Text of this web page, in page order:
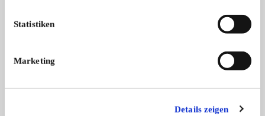
Statistiken
Marketing
Details zeigen
Sie vertreten dieses Unternehmen? Übernehmen Sie
ergänzen und für sich zu nutzen: